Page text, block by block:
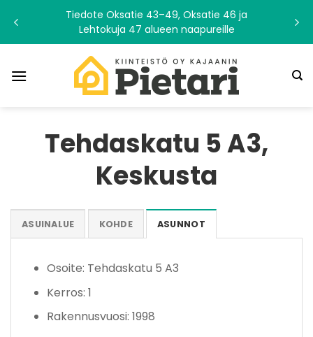
content
Tiedote Oksatie 43–49, Oksatie 46 ja
Lehtokuja 47 alueen naapureille
Tehdaskatu 5 A3,
Keskusta
ASUINALUE KOHDE ASUNNOT
Osoite: Tehdaskatu 5 A3
Kerros: 1
Rakennusvuosi: 1998